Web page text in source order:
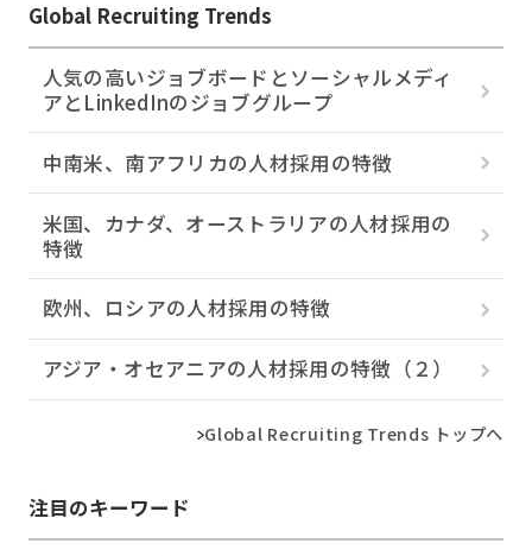
Global Recruiting Trends
人気の高いジョブボードとソーシャルメディ
アとLinkedInのジョブグループ
中南米、南アフリカの人材採用の特徴
米国、カナダ、オーストラリアの人材採用の
特徴
欧州、ロシアの人材採用の特徴
アジア・オセアニアの人材採用の特徴（２）
Global Recruiting Trends トップへ
注目のキーワード